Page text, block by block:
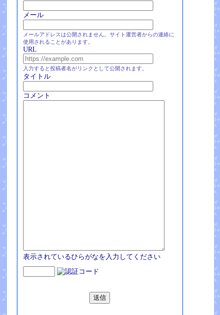
メール
メールアドレスは公開されません。サイト運営者からの連絡に
使用されることがあります。
URL
入力すると投稿者名がリンクとして公開されます。
タイトル
コメント
表示されているひらがなを入力してください